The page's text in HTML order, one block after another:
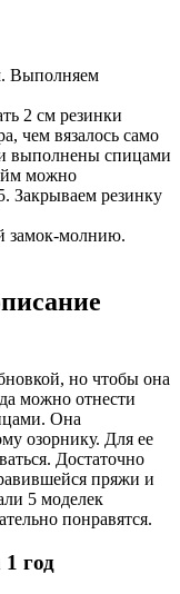
Выполняем
2 см резинки
чем вязалось само
выполнены спицами
можно
Закрываем резинку
замок-молнию.
но чтобы она
можно отнести
Она
озорнику. Для ее
Достаточно
пряжи и
5 моделек
понравятся.
год